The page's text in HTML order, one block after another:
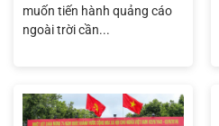
muốn tiến hành quảng cáo
ngoài trời cần...